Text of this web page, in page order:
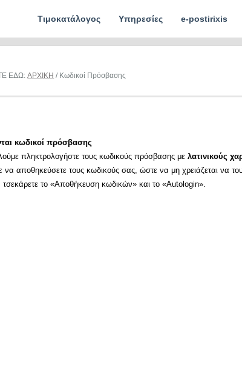
Τιμοκατάλογος Υπηρεσίες e-postirixis
ΕΔΩ:ΑΡΧΙΚΗ / Κωδικοί Πρόσβασης
κωδικοί πρόσβασης
πληκτρολογήστε τους κωδικούς πρόσβασης μελατινικούς
να αποθηκεύσετε τους κωδικούς σας, ώστε να μη χρειάζεται να
τσεκάρετε το «Αποθήκευση κωδικών» και το «Autologin».